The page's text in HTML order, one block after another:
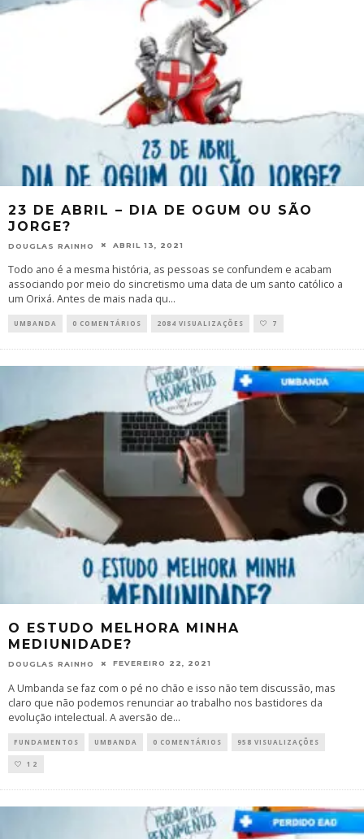
23 DE ABRIL – DIA DE OGUM OU SÃO
JORGE?
DOUGLAS RAINHO ABRIL 13, 2021
Todo ano é a mesma história, as pessoas se confundem e acabam
associando por meio do sincretismo uma data de um santo católico a
um Orixá. Antes de mais nada qu...
UMBANDA 0 COMENTÁRIOS 2084 VISUALIZAÇÕES 7
O ESTUDO MELHORA MINHA
MEDIUNIDADE?
DOUGLAS RAINHO FEVEREIRO 22, 2021
A Umbanda se faz com o pé no chão e isso não tem discussão, mas
claro que não podemos renunciar ao trabalho nos bastidores da
evolução intelectual. A aversão de...
FUNDAMENTOS UMBANDA 0 COMENTÁRIOS 958 VISUALIZAÇÕES
12